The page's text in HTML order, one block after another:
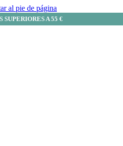
al pie de página
SUPERIORES A 55 €